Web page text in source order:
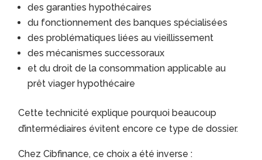
des garanties hypothécaires
du fonctionnement des banques spécialisées
des problématiques liées au vieillissement
des mécanismes successoraux
et du droit de la consommation applicable au
prêt viager hypothécaire
Cette technicité explique pourquoi beaucoup
d’intermédiaires évitent encore ce type de dossier.
Chez Cibfinance, ce choix a été inverse :